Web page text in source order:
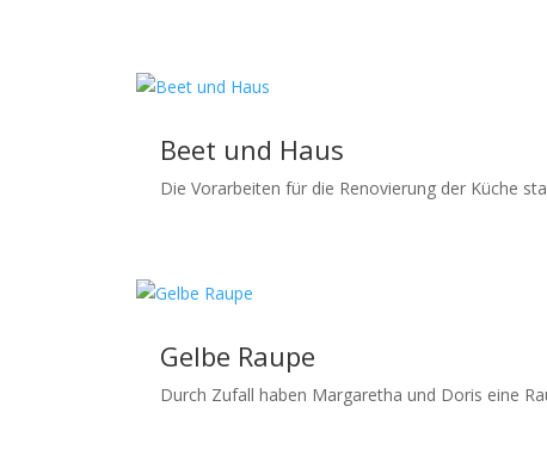
Beet und Haus
Die Vorarbeiten für die Renovierung der Küche
Gelbe Raupe
Durch Zufall haben Margaretha und Doris eine